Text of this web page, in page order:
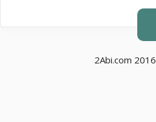
2Abi.com 2016